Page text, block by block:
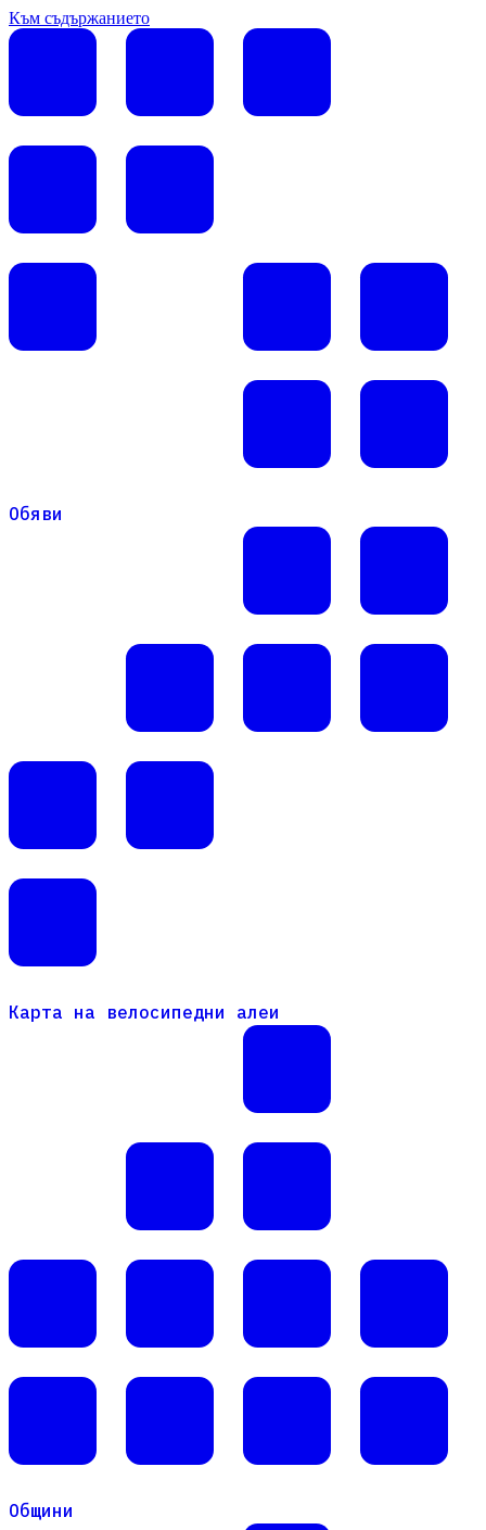
Към съдържанието
Обяви
Карта на велосипедни алеи
Карта на велосипедни алеи
Общини